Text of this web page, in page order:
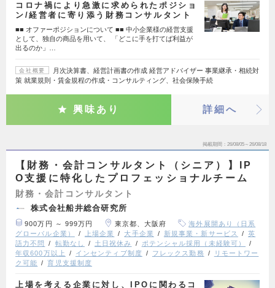
コロナ禍により急激に求められたポジショ
ン/経営者に寄り添う財務コンサルタント
■■ オファーポジションについて ■■ 中小企業様の経営支援
として、独自の商品を用いて、 「どこに手を打てば利益が
出るのか」…
会社概要
月次決算書、経営計画書の作成 経営アドバイザー 事業継承・相続対
策 就業規則・賃金規程の作成・コンサルティング、社会保険手続
興味あり 詳細へ
掲載期間 26/08/05～26/08/18
【財務・会計コンサルタント（シニア）】IP
O支援に特化したプロフェッショナルチーム
財務・会計コンサルタント
株式会社船井総合研究所
900万円 ～ 999万円 東京都、大阪府
海外展開あり（日系
グローバル企業）
上場企業 大手企業 新規事業・新サービス
英
語力不問
転勤なし 土日祝休み
ポテンシャル採用（未経験可）
年収600万以上
インセンティブ制度 フレックス勤務
リモートワー
ク可能
育児支援制度
上場を考える企業に対し、IPOに関わるコ